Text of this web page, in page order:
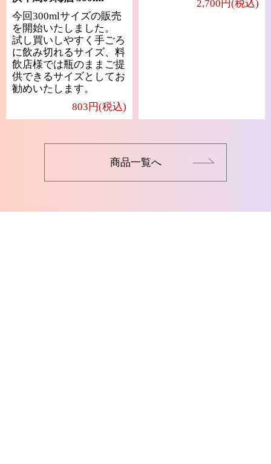
今回300mlサイズの販売
を開始いたしました。
試し買いしやすく手ごろ
に飲み切れるサイズ、料
飲店様では瓶のままご提
供できるサイズとしてお
勧めいたします。
803円(税込)
2,700円(税込)
商品一覧へ